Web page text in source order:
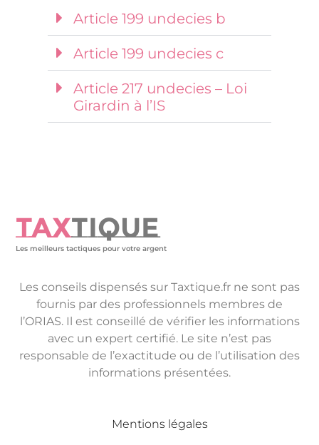
Article 199 undecies b
Article 199 undecies c
Article 217 undecies – Loi
Girardin à l’IS
TAXTIQUE
Les meilleurs tactiques pour votre argent
Les conseils dispensés sur Taxtique.fr ne sont pas
fournis par des professionnels membres de
l’ORIAS. Il est conseillé de vérifier les informations
avec un expert certifié. Le site n’est pas
responsable de l’exactitude ou de l’utilisation des
informations présentées.
Mentions légales